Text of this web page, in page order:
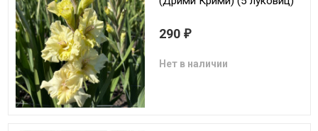
290 ₽
Нет в наличии